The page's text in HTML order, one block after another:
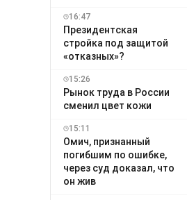
16:47
Президентская
стройка под защитой
«отказных»?
15:26
Рынок труда в России
сменил цвет кожи
15:11
Омич, признанный
погибшим по ошибке,
через суд доказал, что
он жив